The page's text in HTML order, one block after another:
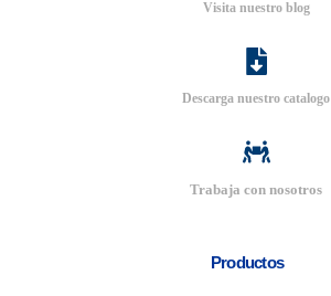
Visita nuestro blog
Descarga nuestro catalogo
Trabaja con nosotros
Productos